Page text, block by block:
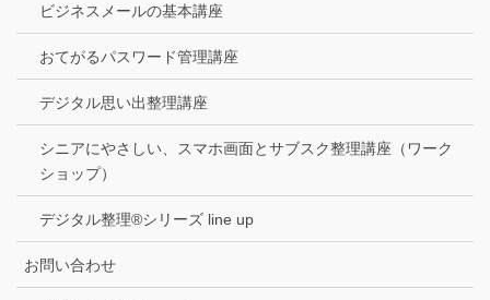
ビジネスメールの基本講座
おてがるパスワード管理講座
デジタル思い出整理講座
シニアにやさしい、スマホ画面とサブスク整理講座（ワーク
ショップ）
デジタル整理®シリーズ line up
お問い合わせ